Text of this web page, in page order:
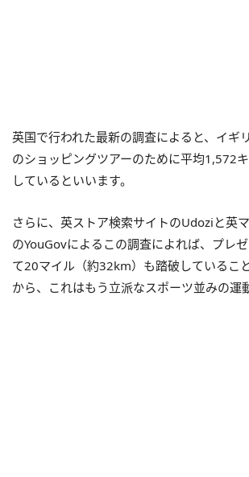
英国で行われた最新の調査によると、イギ
のショッピングツアーのために平均1,572
しているといいます。
さらに、英ストア検索サイトのUdoziと英
のYouGovによるこの調査によれば、プレ
て20マイル（約32km）も踏破しているこ
から、これはもう立派なスポーツ並みの運